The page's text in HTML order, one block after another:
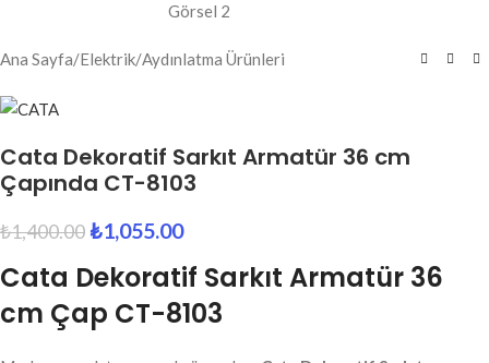
Ana Sayfa/Elektrik/Aydınlatma Ürünleri
Cata Dekoratif Sarkıt Armatür 36 cm
Çapında CT-8103
₺1,400.00 ₺1,055.00
Cata Dekoratif Sarkıt Armatür 36
cm Çap CT-8103